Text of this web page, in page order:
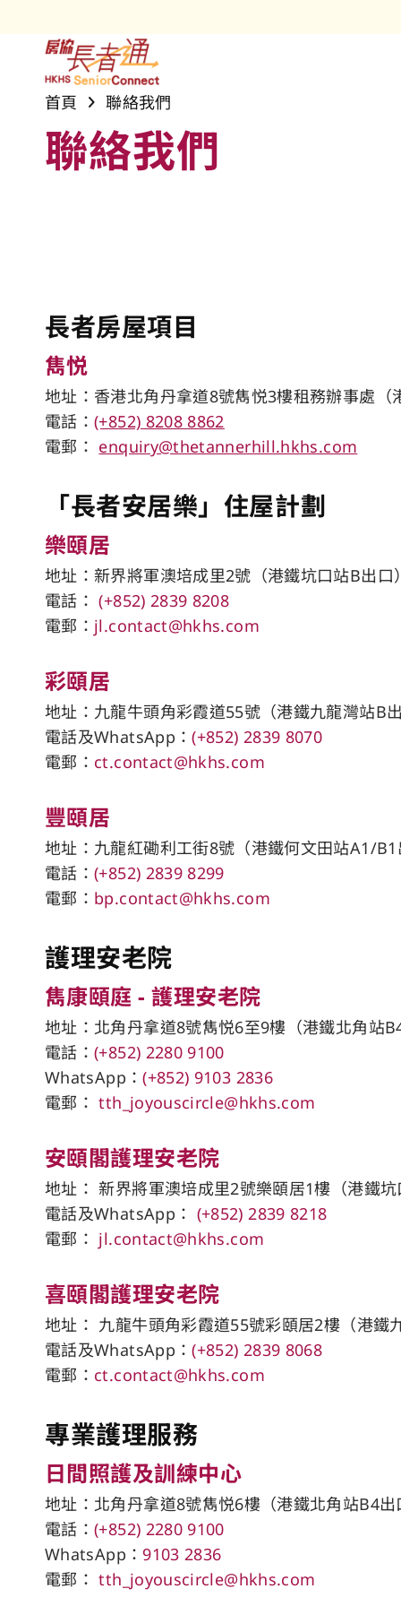
首頁 聯絡我們
聯絡我們
長者房屋項目
雋悦
地址：香港北角丹拿道8號雋悦3樓租務辦事處（
電話：(+852) 8208 8862
電郵： enquiry@thetannerhill.hkhs.com
「長者安居樂」住屋計劃
樂頤居
地址：新界將軍澳培成里2號（港鐵坑口站​B出口）
電話：(+852) 2839 8208
電郵： jl.contact@hkhs.com
彩頤居
地址：九龍牛頭角彩霞道55號（港鐵九龍灣站B出
電話及WhatsApp：(+852) 2839 8070
電郵： ct.contact@hkhs.com
豐頤居
地址：九龍紅磡利工街8號（港鐵何文田站A1/B1
電話：(+852) 2839 8299
電郵： bp.contact@hkhs.com
護理安老院
雋康頤庭 - 護理安老院
地址：北角丹拿道8號雋悦6至9樓（港鐵北角站​B4
電話：(+852) 2280 9100
WhatsApp：(+852) 9103 2836
電郵：tth_joyouscircle@hkhs.com
安頤閣護理安老院
地址： 新界將軍澳培成里2號樂頤居1樓（港鐵坑
電話及WhatsApp： (+852) 2839 8218
電郵： jl.contact@hkhs.com
喜頤閣護理安老院
地址： 九龍牛頭角彩霞道55號彩頤居2樓（港鐵
電話及WhatsApp：(+852) 2839 8068
電郵： ct.contact@hkhs.com
專業護理服務
日間照護及訓練中心
地址：北角丹拿道8號雋悦6樓（港鐵北角站​B4出
電話：(+852) 2280 9100
WhatsApp： 9103 2836
電郵：tth_joyouscircle@hkhs.com